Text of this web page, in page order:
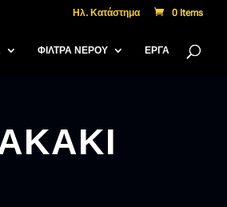
Ηλ. Κατάστημα 0 Items
ΦΙΛΤΡΑ ΝΕΡΟΥ ΈΡΓΑ